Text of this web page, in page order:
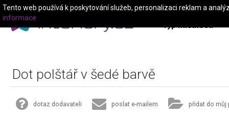
Typ místnosti
Dot polštář v šedé barvě
dotaz dodavateli poslat e-mailem přidat do můj
Tento web používá k poskytování služeb, personalizaci reklam a
informace